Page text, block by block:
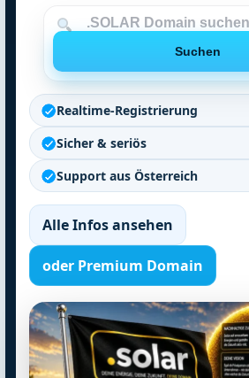
Domain
Suchen
Realtime-Registrierung
Sicher & seriös
Support aus Österreich
Alle Infos ansehen
oder Premium Domain